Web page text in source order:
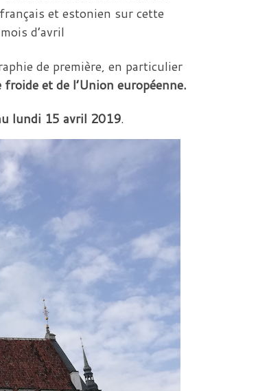
et estonien sur cette
d’avril
de première, en particulier
et de l’Union européenne.
lundi 15 avril 2019.